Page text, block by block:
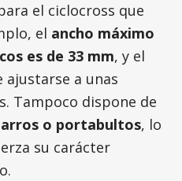
el ciclocross que
el ancho máximo
es de 33 mm, y el
ajustarse a unas
Tampoco dispone de
o portabultos, lo
su carácter